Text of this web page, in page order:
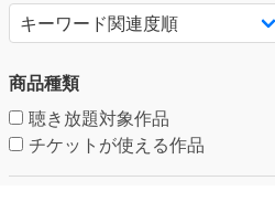
商品種類
聴き放題対象作品
チケットが使える作品